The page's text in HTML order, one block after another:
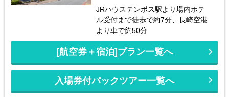
JRハウステンボス駅より場内ホテ
ル受付まで徒歩で約7分、長崎空港
より車で約50分
[航空券＋宿泊]プラン一覧へ
入場券付パックツアー一覧へ